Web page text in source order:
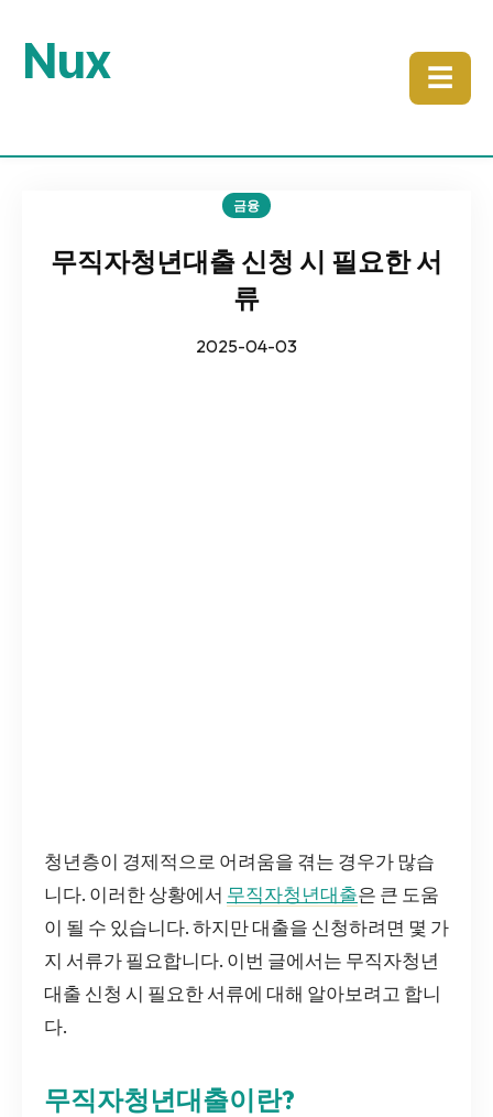
Nux ☰
금융
무직자청년대출 신청 시 필요한 서
류
2025-04-03
청년층이 경제적으로 어려움을 겪는 경우가 많습
니다. 이러한 상황에서 무직자청년대출은 큰 도움
이 될 수 있습니다. 하지만 대출을 신청하려면 몇 가
지 서류가 필요합니다. 이번 글에서는 무직자청년
대출 신청 시 필요한 서류에 대해 알아보려고 합니
다.
무직자청년대출이란?